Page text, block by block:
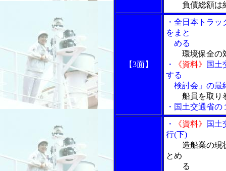
負債総額は
【3面】
・全日本トラ
をまと
める
環境保全の対
・
《資料》
国土
する
検討会」の最
船員を取り
・国土交通省
・ 《資料》
国土
行(下)
造船業の現
とめ
る